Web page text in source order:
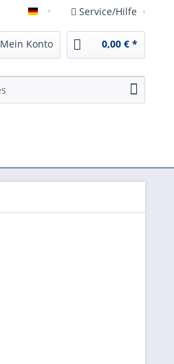
German Service/Hilfe
Mein Konto 0,00 € *